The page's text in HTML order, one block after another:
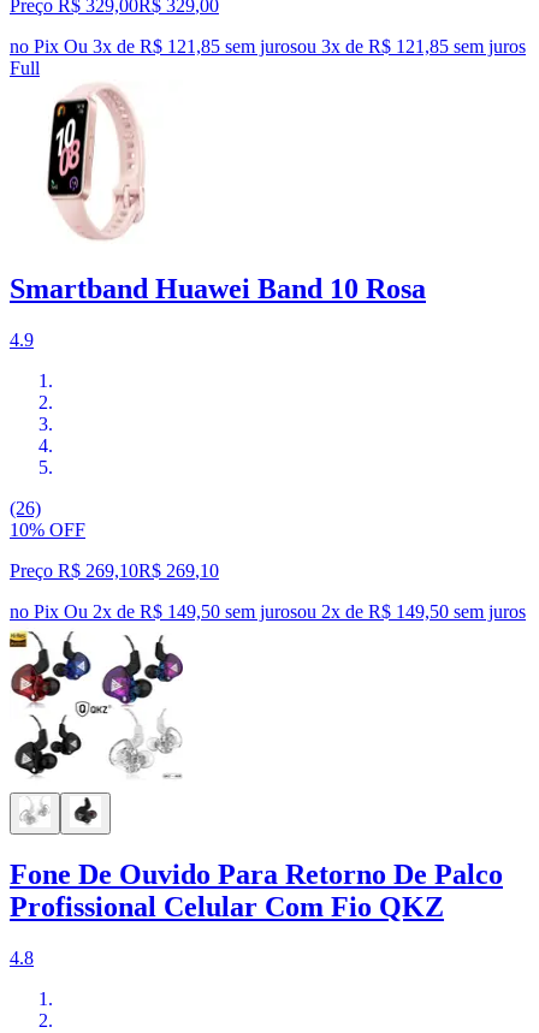
Preço R$ 329,00R$ 329,00
no Pix Ou 3x de R$ 121,85 sem jurosou 3x de R$ 121,85 sem juros
Full
Smartband Huawei Band 10 Rosa
4.9
(26)
10% OFF
Preço R$ 269,10R$ 269,10
no Pix Ou 2x de R$ 149,50 sem jurosou 2x de R$ 149,50 sem juros
Fone De Ouvido Para Retorno De Palco
Profissional Celular Com Fio QKZ
4.8